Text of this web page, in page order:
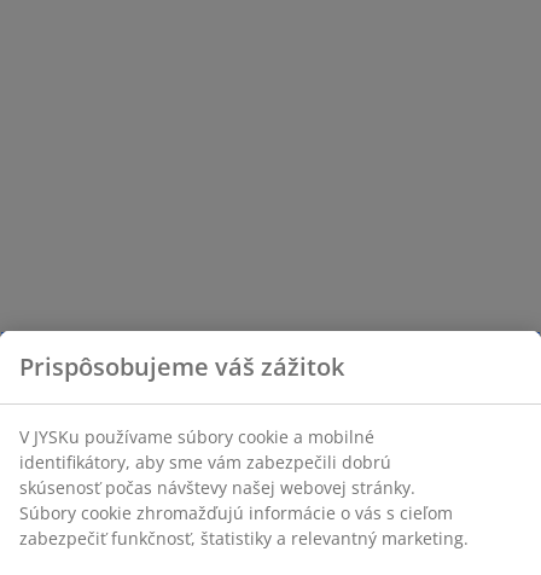
Prispôsobujeme váš zážitok
V JYSKu používame súbory cookie a mobilné
identifikátory, aby sme vám zabezpečili dobrú
skúsenosť počas návštevy našej webovej stránky.
Súbory cookie zhromažďujú informácie o vás s cieľom
zabezpečiť funkčnosť, štatistiky a relevantný marketing.